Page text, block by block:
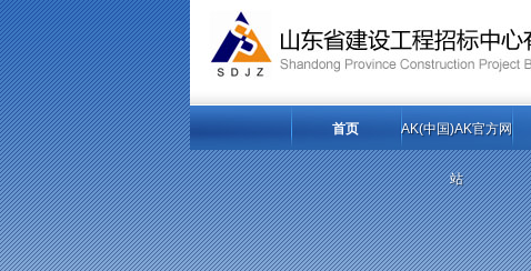
首页 AK(中国)AK官方网
站